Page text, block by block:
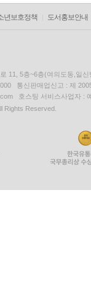
년보호정책 도서홍보안내
11, 5층~6층(여의도동,일신
통신판매업신고 : 제
호스팅 서비스사업자 :
Rights Reserved.